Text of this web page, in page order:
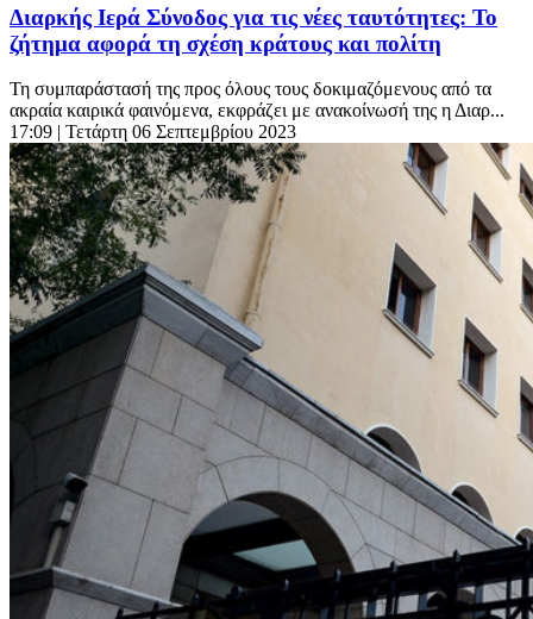
Διαρκής Ιερά Σύνοδος για τις νέες ταυτότητες: Το
ζήτημα αφορά τη σχέση κράτους και πολίτη
Τη συμπαράστασή της προς όλους τους δοκιμαζόμενους από τα
ακραία καιρικά φαινόμενα, εκφράζει με ανακοίνωσή της η Διαρ...
17:09 | Τετάρτη 06 Σεπτεμβρίου 2023